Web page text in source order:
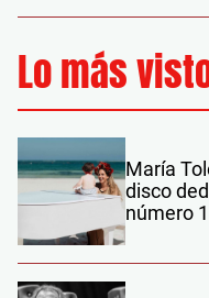
Lo más
María
disco
número